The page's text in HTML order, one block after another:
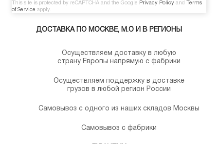
This site is protected by reCAPTCHA and the Google Privacy Policy and
Terms
of Service apply.
ДОСТАВКА ПО МОСКВЕ, М.О И В РЕГИОНЫ
Осуществляем доставку в любую
страну Европы напрямую с фабрики
Осуществляем поддержку в доставке
грузов в любой регион России
Самовывоз с одного из наших складов Москвы
Самовывоз с фабрики